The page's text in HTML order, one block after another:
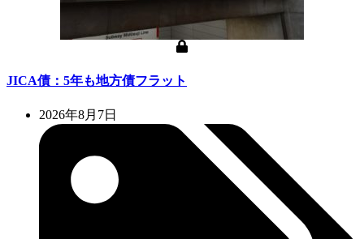
JICA債：5年も地方債フラット
2026年8月7日